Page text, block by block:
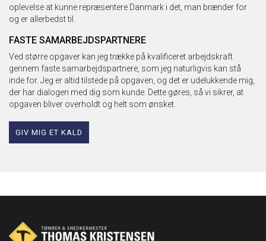
oplevelse at kunne repræsentere Danmark i det, man brænder for
og er allerbedst til.
FASTE SAMARBEJDSPARTNERE
Ved større opgaver kan jeg trække på kvalificeret arbejdskraft
gennem faste samarbejdspartnere, som jeg naturligvis kan stå
inde for. Jeg er altid tilstede på opgaven, og det er udelukkende mig,
der har dialogen med dig som kunde. Dette gøres, så vi sikrer, at
opgaven bliver overholdt og helt som ønsket.
GIV MIG ET KALD